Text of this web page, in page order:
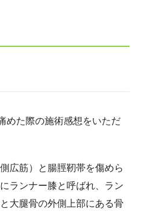
めた際の施術感想をいただ
広筋）と腸脛靭帯を傷めら
ランナー膝と呼ばれ、ラン
大腿骨の外側上部にある骨